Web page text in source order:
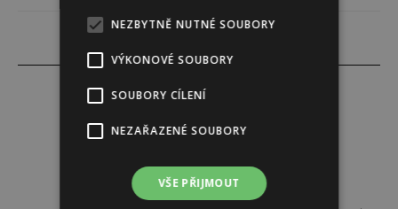
Instinkt
http://www.instinkt-online.cz
NEZBYTNĚ NUTNÉ SOUBORY
VÝKONOVÉ SOUBORY
SOUBORY CÍLENÍ
NEZAŘAZENÉ SOUBORY
VŠE PŘIJMOUT